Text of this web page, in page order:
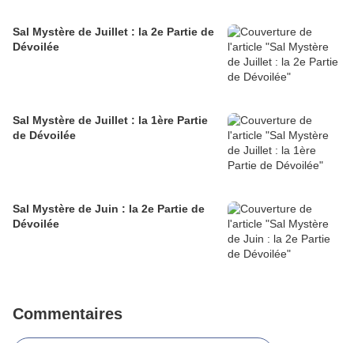
Sal Mystère de Juillet : la 2e Partie de
Dévoilée
Sal Mystère de Juillet : la 1ère Partie
de Dévoilée
Sal Mystère de Juin : la 2e Partie de
Dévoilée
Commentaires